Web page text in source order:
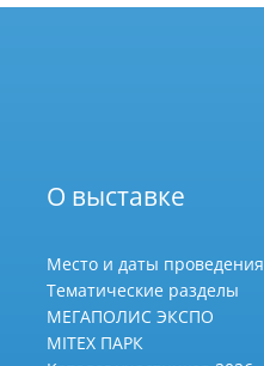
О выставке
Место и даты проведения
Тематические разделы
МЕГАПОЛИС ЭКСПО
MITEX ПАРК